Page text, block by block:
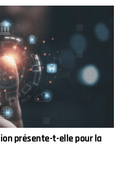
présente-t-elle pour la